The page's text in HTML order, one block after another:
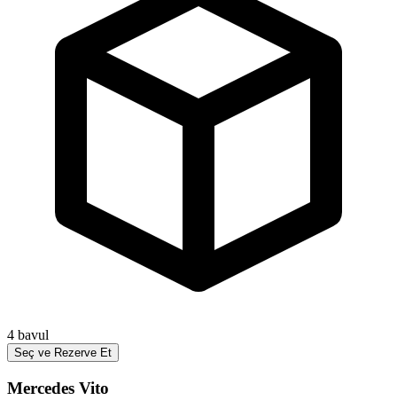
4 bavul
Seç ve Rezerve Et
Mercedes Vito